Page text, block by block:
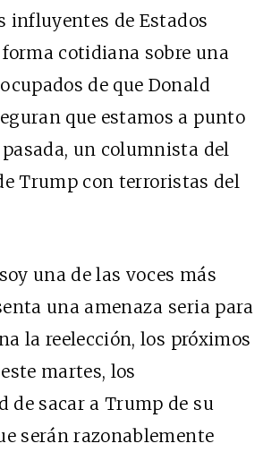
influyentes de Estados
cotidiana sobre una
de que Donald
que estamos a punto
un columnista del
Trump con terroristas del
una de las voces más
una amenaza seria para
la reelección, los próximos
martes, los
de sacar a Trump de su
serán razonablemente